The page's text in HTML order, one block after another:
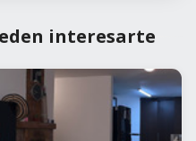
interesarte